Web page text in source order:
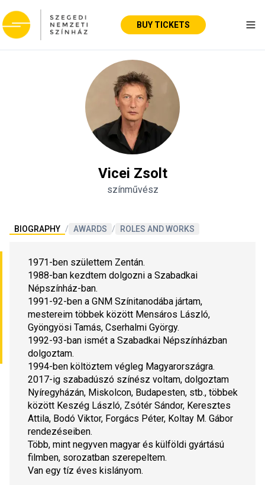
BUY TICKETS
Vicei Zsolt
színművész
BIOGRAPHY / AWARDS / ROLES AND WORKS
1971-ben születtem Zentán.
1988-ban kezdtem dolgozni a Szabadkai
Népszínház-ban.
1991-92-ben a GNM Színitanodába jártam,
mestereim többek között Mensáros László,
Gyöngyösi Tamás, Cserhalmi György.
1992-93-ban ismét a Szabadkai Népszínházban
dolgoztam.
1994-ben költöztem végleg Magyarországra.
2017-ig szabadúszó színész voltam, dolgoztam
Nyíregyházán, Miskolcon, Budapesten, stb., többek
között Keszég László, Zsótér Sándor, Keresztes
Attila, Bodó Viktor, Forgács Péter, Koltay M. Gábor
rendezéseiben.
Több, mint negyven magyar és külföldi gyártású
filmben, sorozatban szerepeltem.
Van egy tíz éves kislányom.